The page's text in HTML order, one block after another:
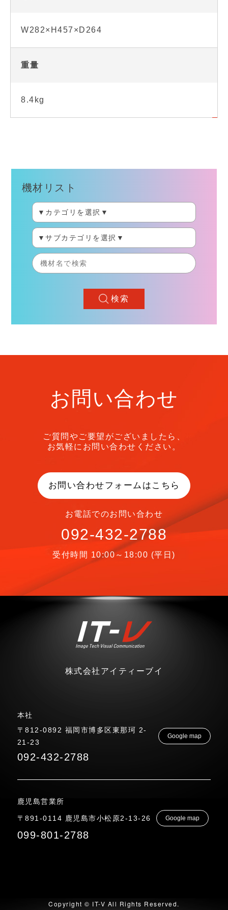
W282×H457×D264
重量
8.4kg
機材リスト
検索
お問い合わせ
ご質問やご要望がございましたら、
お気軽にお問い合わせください。
お問い合わせフォームはこちら
お電話でのお問い合わせ
092-432-2788
受付時間 10:00～18:00 (平日)
株式会社アイティーブイ
本社
〒812-0892 福岡市博多区東那珂 2-
21-23
Google map
092-432-2788
鹿児島営業所
〒891-0114 鹿児島市小松原2-13-26 Google map
099-801-2788
Copyright © IT-V All Rights Reserved.